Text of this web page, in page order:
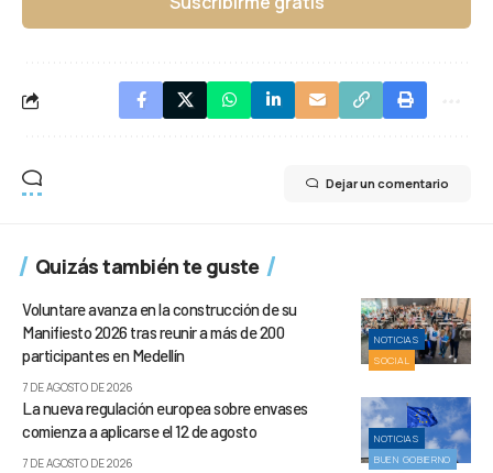
Dejar un comentario
Quizás también te guste
NOTICIAS
SOCIAL
Voluntare avanza en la construcción de su
Manifiesto 2026 tras reunir a más de 200
participantes en Medellín
7 DE AGOSTO DE 2026
NOTICIAS
BUEN GOBIERNO
La nueva regulación europea sobre envases
comienza a aplicarse el 12 de agosto
7 DE AGOSTO DE 2026